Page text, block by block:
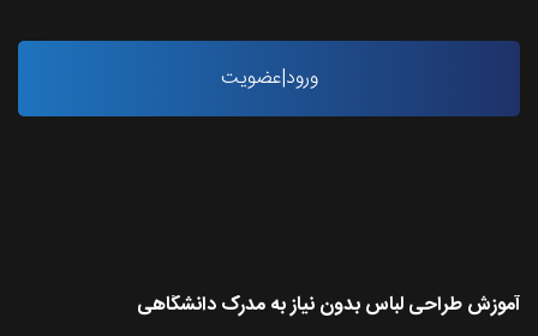
ورود|عضویت
آموزش طراحی لباس بدون نیاز به مدرک دانشگاهی